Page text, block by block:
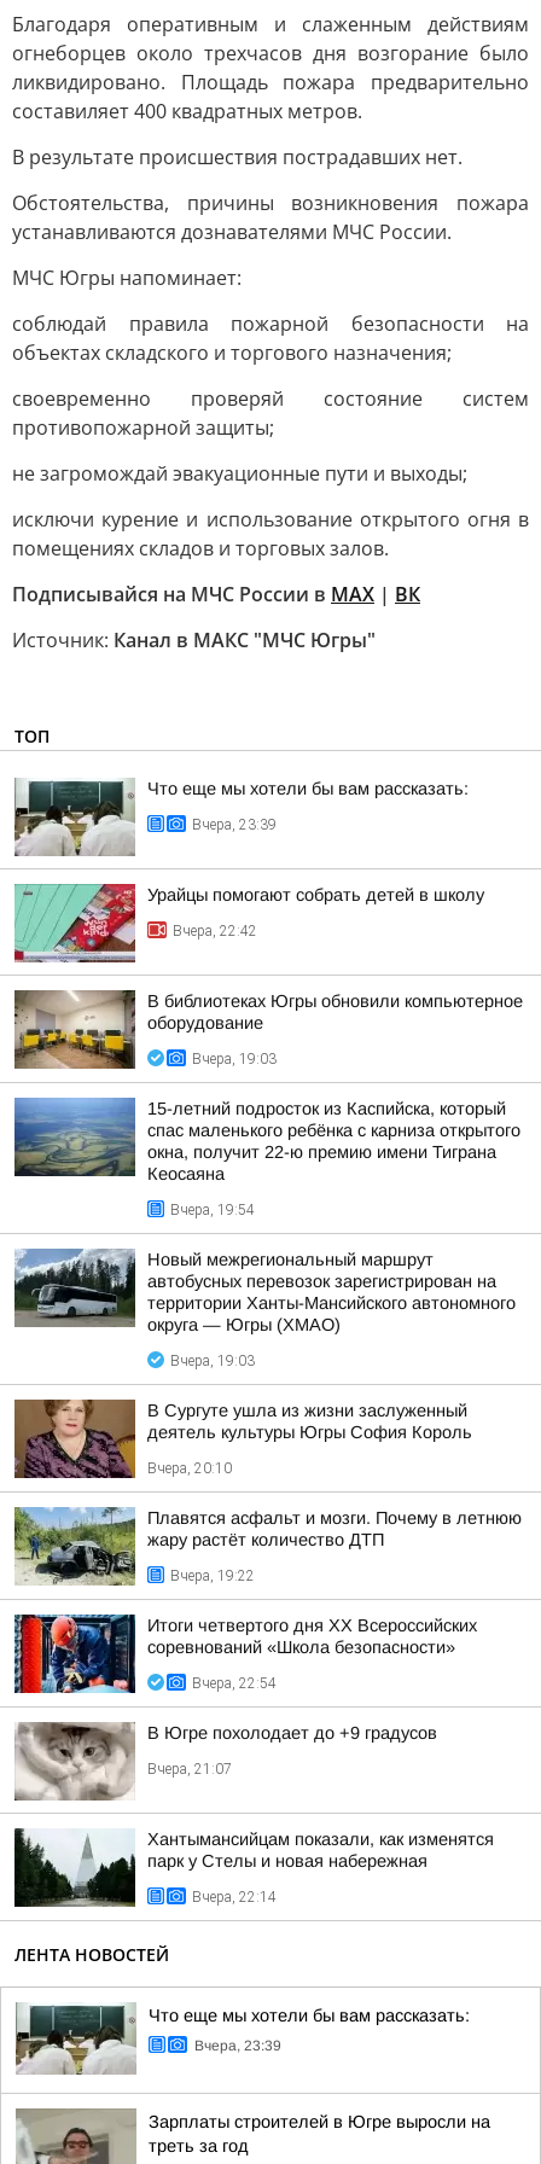
Благодаря оперативным и слаженным действиям
огнеборцев около трехчасов дня возгорание было
ликвидировано. Площадь пожара предварительно
составиляет 400 квадратных метров.
В результате происшествия пострадавших нет.
Обстоятельства, причины возникновения пожара
устанавливаются дознавателями МЧС России.
МЧС Югры напоминает:
соблюдай правила пожарной безопасности на
объектах складского и торгового назначения;
своевременно проверяй состояние систем
противопожарной защиты;
не загромождай эвакуационные пути и выходы;
исключи курение и использование открытого огня в
помещениях складов и торговых залов.
Подписывайся на МЧС России в MAX | ВК
Источник: Канал в МАКС "МЧС Югры"
ТОП
Что еще мы хотели бы вам рассказать:
Вчера, 23:39
Урайцы помогают собрать детей в школу
Вчера, 22:42
В библиотеках Югры обновили компьютерное
оборудование
Вчера, 19:03
15-летний подросток из Каспийска, который
спас маленького ребёнка с карниза открытого
окна, получит 22-ю премию имени Тиграна
Кеосаяна
Вчера, 19:54
Новый межрегиональный маршрут
автобусных перевозок зарегистрирован на
территории Ханты-Мансийского автономного
округа — Югры (ХМАО)
Вчера, 19:03
В Сургуте ушла из жизни заслуженный
деятель культуры Югры София Король
Вчера, 20:10
Плавятся асфальт и мозги. Почему в летнюю
жару растёт количество ДТП
Вчера, 19:22
Итоги четвертого дня XX Всероссийских
соревнований «Школа безопасности»
Вчера, 22:54
В Югре похолодает до +9 градусов
Вчера, 21:07
Хантымансийцам показали, как изменятся
парк у Стелы и новая набережная
Вчера, 22:14
ЛЕНТА НОВОСТЕЙ
Что еще мы хотели бы вам рассказать:
Вчера, 23:39
Зарплаты строителей в Югре выросли на
треть за год